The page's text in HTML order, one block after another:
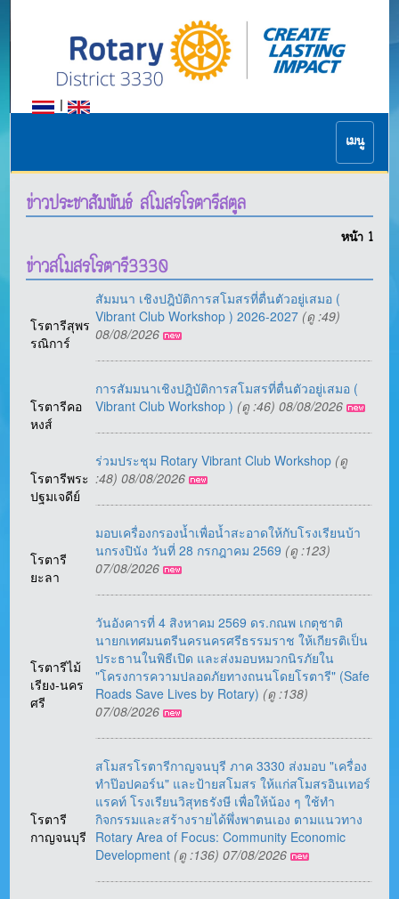
|
เมนู
ข่าวประชาสัมพันธ์ สโมสรโรตารีสตูล
หน้า 1
ข่าวสโมสรโรตารี3330
โรตารีสุพร
รณิการ์
สัมมนา เชิงปฎิบัติการสโมสรที่ตื่นตัวอยู่เสมอ (
Vibrant Club Workshop ) 2026-2027 (ดู :49)
08/08/2026
โรตารีคอ
หงส์
การสัมมนาเชิงปฎิบัติการสโมสรที่ตื่นตัวอยู่เสมอ (
Vibrant Club Workshop ) (ดู :46) 08/08/2026
โรตารีพระ
ปฐมเจดีย์
ร่วมประชุม Rotary Vibrant Club Workshop (ดู
:48) 08/08/2026
โรตารี
ยะลา
มอบเครื่องกรองน้ำเพื่อน้ำสะอาดให้กับโรงเรียนบ้า
นกรงปินัง วันที่ 28 กรกฎาคม 2569 (ดู :123)
07/08/2026
โรตารีไม้
เรียง-นคร
ศรี
วันอังคารที่ 4 สิงหาคม 2569 ดร.กณพ เกตุชาติ
นายกเทศมนตรีนครนครศรีธรรมราช ให้เกียรติเป็น
ประธานในพิธีเปิด และส่งมอบหมวกนิรภัยใน
"โครงการความปลอดภัยทางถนนโดยโรตารี" (Safe
Roads Save Lives by Rotary) (ดู :138)
07/08/2026
โรตารี
กาญจนบุรี
สโมสรโรตารีกาญจนบุรี ภาค 3330 ส่งมอบ "เครื่อง
ทำป๊อปคอร์น" และป้ายสโมสร ให้แก่สโมสรอินเทอร์
แรคท์ โรงเรียนวิสุทธรังษี เพื่อให้น้อง ๆ ใช้ทำ
กิจกรรมและสร้างรายได้พึ่งพาตนเอง ตามแนวทาง
Rotary Area of Focus: Community Economic
Development (ดู :136) 07/08/2026